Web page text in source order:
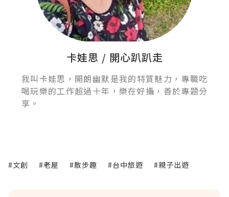
卡娃思 / 開心趴趴走
我叫卡娃思，開朗幽默是我的特質魅力，專職吃
喝玩樂的工作超過十年，樂在好攝，善於專題分
享。
#文創 #老屋 #散步趣 #台中旅遊 #親子出遊